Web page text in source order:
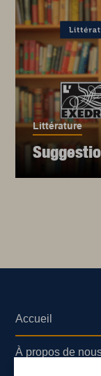
Littérature
Accueil
À propos de